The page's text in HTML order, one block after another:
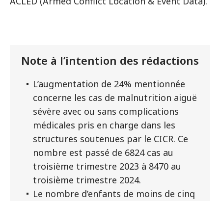
Note à l’intention des rédactions
L’augmentation de 24% mentionnée
concerne les cas de malnutrition aiguë
sévère avec ou sans complications
médicales pris en charge dans les
structures soutenues par le CICR. Ce
nombre est passé de 6824 cas au
troisième trimestre 2023 à 8470 au
troisième trimestre 2024.
Le nombre d’enfants de moins de cinq